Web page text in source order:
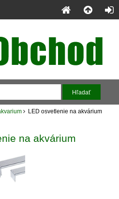
LED osvetlenie na akvárium
na akvárium